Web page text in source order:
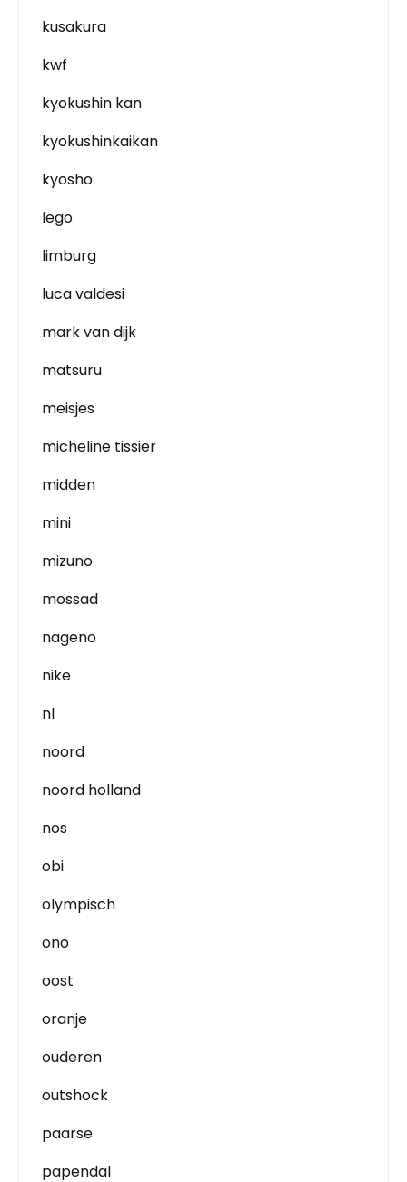
kusakura
kwf
kyokushin kan
kyokushinkaikan
kyosho
lego
limburg
luca valdesi
mark van dijk
matsuru
meisjes
micheline tissier
midden
mini
mizuno
mossad
nageno
nike
nl
noord
noord holland
nos
obi
olympisch
ono
oost
oranje
ouderen
outshock
paarse
papendal